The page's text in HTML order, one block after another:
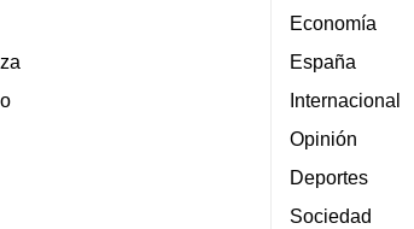
Economía
España
Internacional
Opinión
Deportes
Sociedad